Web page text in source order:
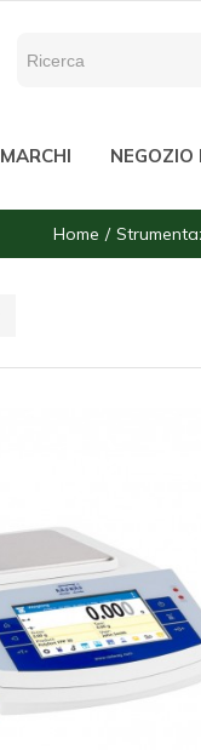
MARCHI NEGOZIO
Home